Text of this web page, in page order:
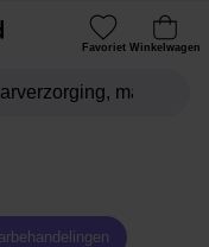
Favoriet Winkelwagen